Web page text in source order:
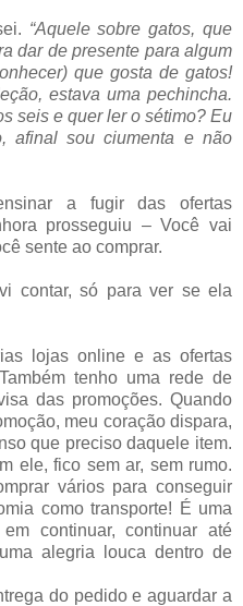
“Aquele sobre gatos, que
dar de presente para algum
que gosta de gatos!
estava uma pechincha.
seis e quer ler o sétimo? Eu
afinal sou ciumenta e não
a fugir das ofertas
prosseguiu – Você vai
sente ao comprar.
contar, só para ver se ela
lojas online e as ofertas
tenho uma rede de
das promoções. Quando
meu coração dispara,
que preciso daquele item.
ele, fico sem ar, sem rumo.
vários para conseguir
como transporte! É uma
continuar, continuar até
alegria louca dentro de
do pedido e aguardar a